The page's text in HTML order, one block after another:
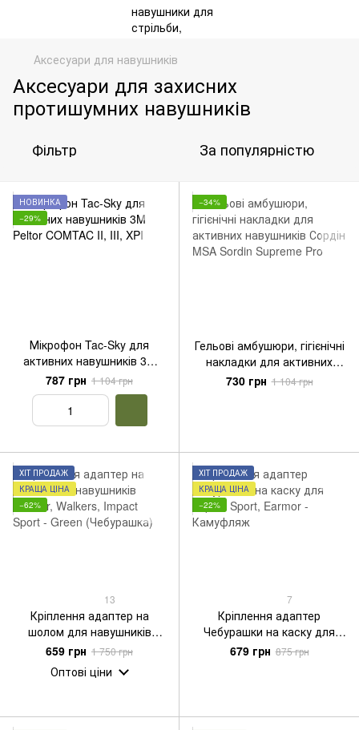
Аксесуари для навушників
Аксесуари для захисних
протишумних навушників
Фільтр За популярністю
НОВИНКА
−29%
Мікрофон Tac-Sky для
активних навушників 3M
Peltor COMTAC II, III, XPI
787 грн 1 104 грн
−34%
Гельові амбушюри, гігієнічні
накладки для активних
навушників Сордін MSA
Sordin Supreme Pro
730 грн 1 104 грн
ХІТ ПРОДАЖ
КРАЩА ЦІНА
−62%
13
Кріплення адаптер на
шолом для навушників
Earmor, Wаlkers, Impact
Sport - Green (Чебурашка)
659 грн 1 750 грн
Оптові ціни
ХІТ ПРОДАЖ
КРАЩА ЦІНА
−22%
7
Кріплення адаптер
Чебурашки на каску для
Impact Sport, Earmor -
679 грн 875 грн